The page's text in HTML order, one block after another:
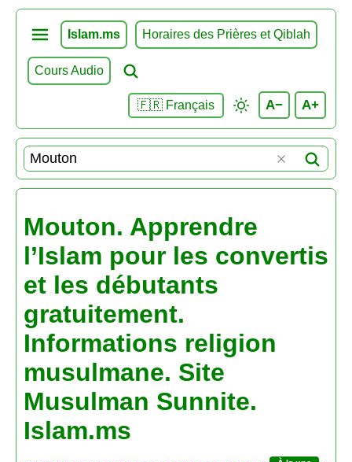
Islam.ms Horaires des Prières et Qiblah
Cours Audio
🇫🇷 Français A− A+
Mouton. Apprendre
l’Islam pour les convertis
et les débutants
gratuitement.
Informations religion
musulmane. Site
Musulman Sunnite.
Islam.ms